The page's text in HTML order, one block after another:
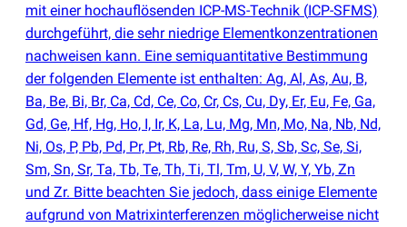
mit einer hochauflösenden ICP-MS-Technik (ICP-SFMS)
durchgeführt, die sehr niedrige Elementkonzentrationen
nachweisen kann. Eine semiquantitative Bestimmung
der folgenden Elemente ist enthalten: Ag, Al, As, Au, B,
Ba, Be, Bi, Br, Ca, Cd, Ce, Co, Cr, Cs, Cu, Dy, Er, Eu, Fe, Ga,
Gd, Ge, Hf, Hg, Ho, I, Ir, K, La, Lu, Mg, Mn, Mo, Na, Nb, Nd,
Ni, Os, P, Pb, Pd, Pr, Pt, Rb, Re, Rh, Ru, S, Sb, Sc, Se, Si,
Sm, Sn, Sr, Ta, Tb, Te, Th, Ti, Tl, Tm, U, V, W, Y, Yb, Zn
und Zr. Bitte beachten Sie jedoch, dass einige Elemente
aufgrund von Matrixinterferenzen möglicherweise nicht